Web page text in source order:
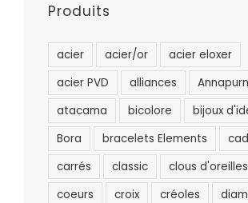
Produits
acier acier/or
acier eloxer
acier PVD
alliances
atacama
bicolore
bijoux
Bora
bracelets Elements
carrés
classic clous d'oreilles
coeurs
croix créoles